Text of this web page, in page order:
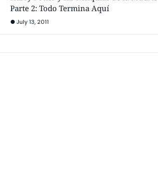
Parte 2: Todo Termina Aquí
July 13, 2011